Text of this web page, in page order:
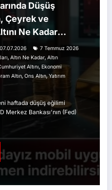
Düşüş
Çeyrek ve
Ne Kadar
2026)
07.07.2026
7 Temmuz 2026
, Altın Ne Kadar, Altın
Altını, Ekonomi
Altın, Ons Altın,Yatırım
haftada düşüş eğilimi
Merkez Bankası'nın (Fed)